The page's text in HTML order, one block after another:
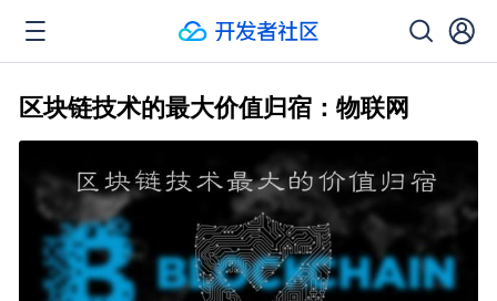
区块链技术的最大价值归宿：物联网